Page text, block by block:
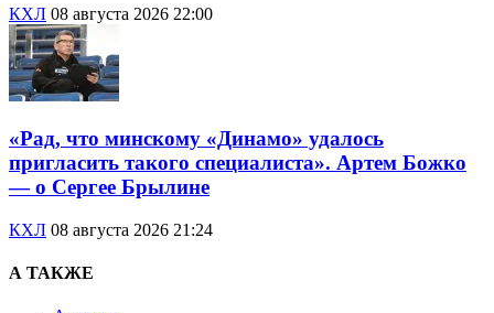
КХЛ 08 августа 2026 22:00
«Рад, что минскому «Динамо» удалось
пригласить такого специалиста». Артем Божко
— о Сергее Брылине
КХЛ 08 августа 2026 21:24
А ТАКЖЕ